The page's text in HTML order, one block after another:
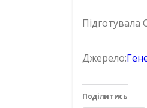
Підготувала
Джерело:
Поділитись